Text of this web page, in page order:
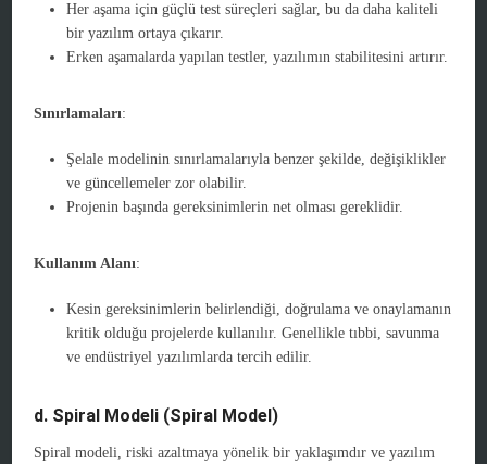
Her aşama için güçlü test süreçleri sağlar, bu da daha kaliteli
bir yazılım ortaya çıkarır.
Erken aşamalarda yapılan testler, yazılımın stabilitesini artırır.
Sınırlamaları:
Şelale modelinin sınırlamalarıyla benzer şekilde, değişiklikler
ve güncellemeler zor olabilir.
Projenin başında gereksinimlerin net olması gereklidir.
Kullanım Alanı:
Kesin gereksinimlerin belirlendiği, doğrulama ve onaylamanın
kritik olduğu projelerde kullanılır. Genellikle tıbbi, savunma
ve endüstriyel yazılımlarda tercih edilir.
d. Spiral Modeli (Spiral Model)
Spiral modeli, riski azaltmaya yönelik bir yaklaşımdır ve yazılım